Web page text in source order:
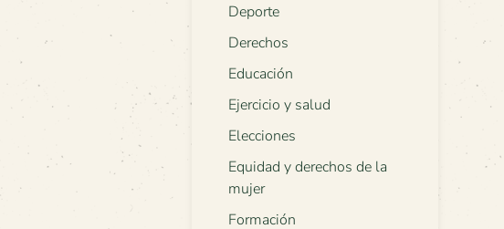
Deporte
Derechos
Educación
Ejercicio y salud
Elecciones
Equidad y derechos de la
mujer
Formación